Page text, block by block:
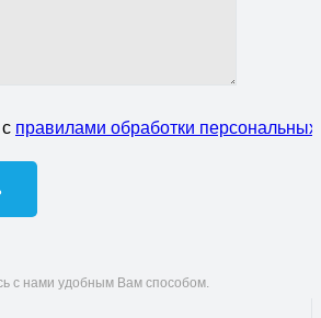
правилами обработки
с нами удобным Вам способом.